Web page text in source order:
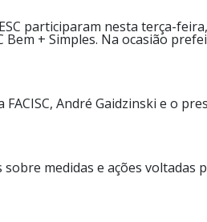
participaram nesta terça-
+ Simples. Na ocasião
André Gaidzinski e o
medidas e ações voltadas